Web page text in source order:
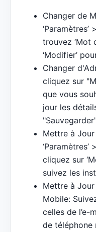
Changer de
‘Paramètres’
trouvez ‘Mot
‘Modifier’
Changer
cliquez sur
que vous
jour les
Mettre à
‘Paramètres’
cliquez sur
suivez les
Mettre à
Mobile:
celles de l’e-
de téléphone